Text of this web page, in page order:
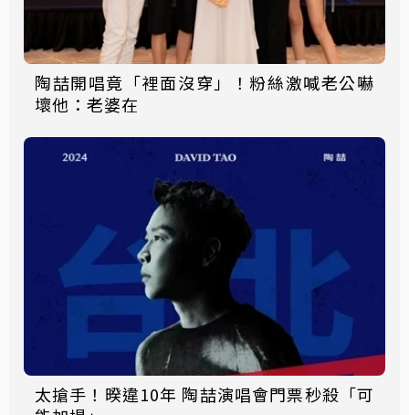
陶喆開唱竟「裡面沒穿」！粉絲激喊老公嚇
壞他：老婆在
太搶手！暌違10年 陶喆演唱會門票秒殺「可